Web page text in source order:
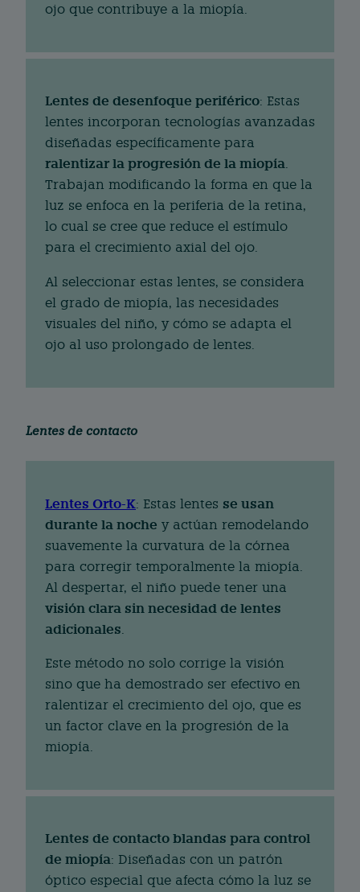
ojo que contribuye a la miopía.
Lentes de desenfoque periférico: Estas
lentes incorporan tecnologías avanzadas
diseñadas específicamente para
ralentizar la progresión de la miopía.
Trabajan modificando la forma en que la
luz se enfoca en la periferia de la retina,
lo cual se cree que reduce el estímulo
para el crecimiento axial del ojo.
Al seleccionar estas lentes, se considera
el grado de miopía, las necesidades
visuales del niño, y cómo se adapta el
ojo al uso prolongado de lentes.
Lentes de contacto
Lentes Orto-K: Estas lentes se usan
durante la noche y actúan remodelando
suavemente la curvatura de la córnea
para corregir temporalmente la miopía.
Al despertar, el niño puede tener una
visión clara sin necesidad de lentes
adicionales
Este método no solo corrige la visión
sino que ha demostrado ser efectivo en
ralentizar el crecimiento del ojo, que es
un factor clave en la progresión de la
miopía.
Lentes de contacto blandas para control
de miopía: Diseñadas con un patrón
óptico especial que afecta cómo la luz se